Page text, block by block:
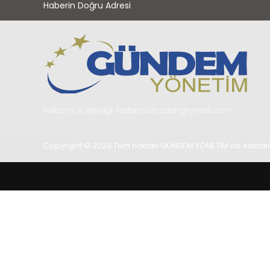
Haberin Doğru Adresi
Copyright © 2025 Tüm hakları GÜNDEM YÖNETİM de saklıdır.